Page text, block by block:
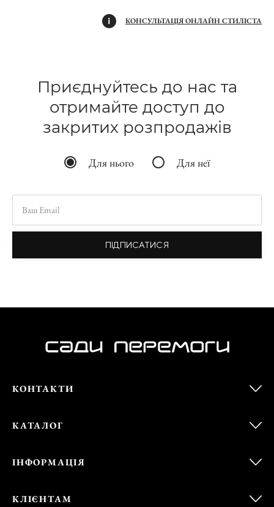
КОНСУЛЬТАЦІЯ ОНЛАЙН СТИЛІСТА
Приєднуйтесь до нас та
отримайте доступ до
закритих розпродажів
Для нього Для неї
ПІДПИСАТИСЯ
КОНТАКТИ
КАТАЛОГ
ІНФОРМАЦІЯ
КЛІЄНТАМ